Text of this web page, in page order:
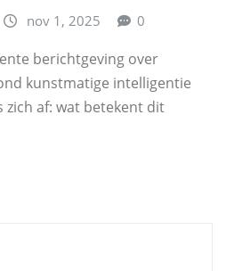
nov 1, 2025 0
berichtgeving over
kunstmatige intelligentie
zich af: wat betekent dit